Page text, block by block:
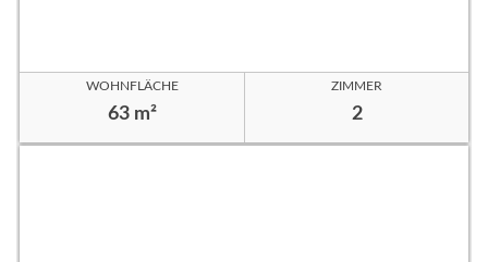
WOHNFLÄCHE
63 m²
ZIMMER
2